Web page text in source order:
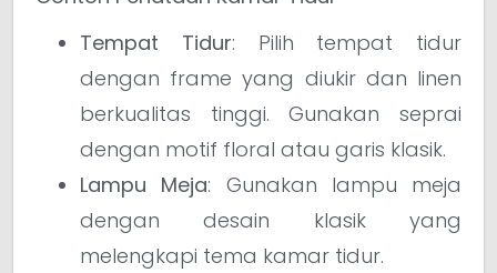
Tempat Tidur: Pilih tempat tidur
dengan frame yang diukir dan linen
berkualitas tinggi. Gunakan seprai
dengan motif floral atau garis klasik.
Lampu Meja: Gunakan lampu meja
dengan desain klasik yang
melengkapi tema kamar tidur.